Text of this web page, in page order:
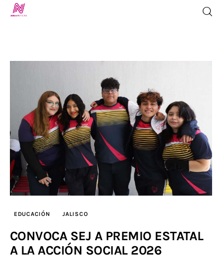
TV en Vivo
Jalisco Noticias
Programación
Jalisco TV
Jalisco RADIO / En Vivo
Contacto
EDUCACIÓN JALISCO
CONVOCA SEJ A PREMIO ESTATAL
A LA ACCIÓN SOCIAL 2026